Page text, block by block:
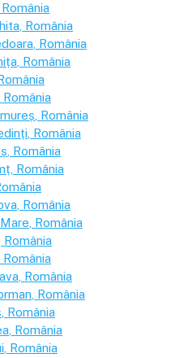
, România
, România
, România
, România
România
, România
, România
, România
, România
, România
, România
, România
, România
, România
, România
, România
, România
, România
, România